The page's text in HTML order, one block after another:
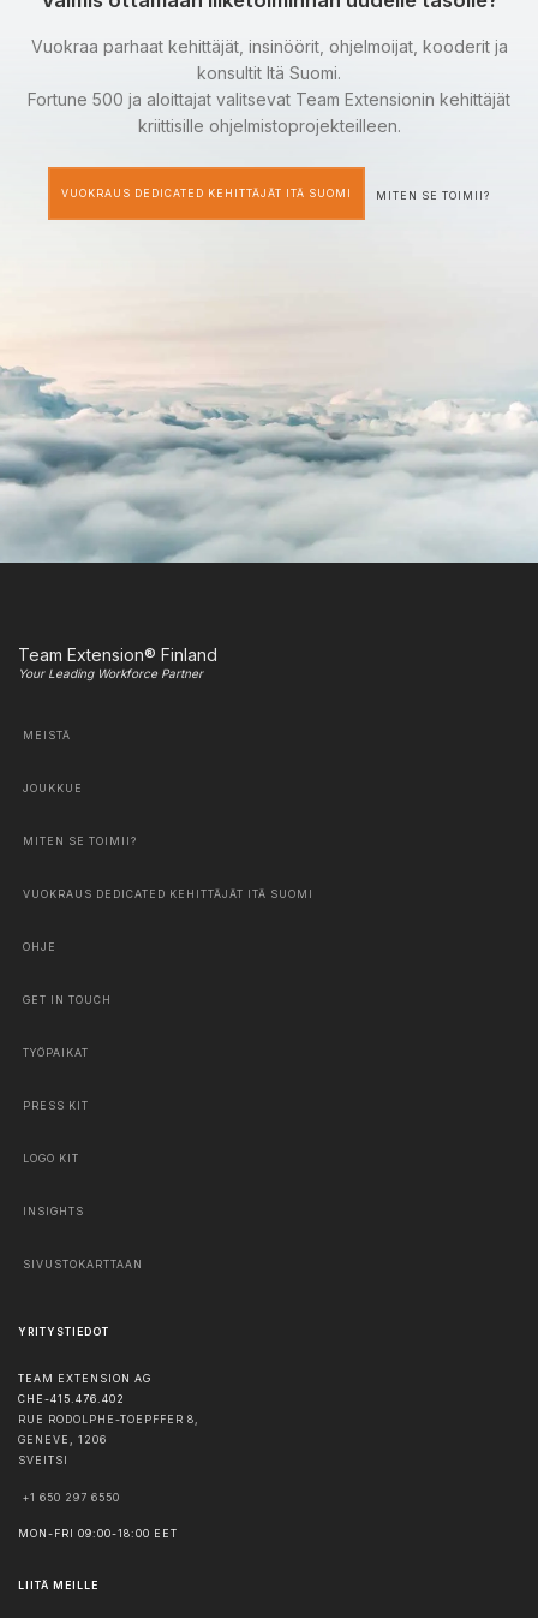
Vuokraa parhaat kehittäjät, insinöörit, ohjelmoijat, kooderit ja
konsultit Itä Suomi.
Fortune 500 ja aloittajat valitsevat Team Extensionin kehittäjät
kriittisille ohjelmistoprojekteilleen.
VUOKRAUS DEDICATED KEHITTÄJÄT ITÄ SUOMI MITEN SE TOIMII?
Team Extension® Finland
Your Leading Workforce Partner
MEISTÄ
JOUKKUE
MITEN SE TOIMII?
VUOKRAUS DEDICATED KEHITTÄJÄT ITÄ SUOMI
OHJE
GET IN TOUCH
TYÖPAIKAT
PRESS KIT
LOGO KIT
INSIGHTS
SIVUSTOKARTTAAN
YRITYSTIEDOT
TEAM EXTENSION AG
CHE-415.476.402
RUE RODOLPHE-TOEPFFER 8,
GENEVE , 1206
SVEITSI
+1 650 297 6550
MON-FRI 09:00-18:00 EET
LIITÄ MEILLE